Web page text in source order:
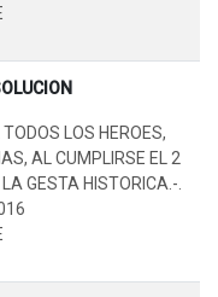
LOS HEROES,
AL CUMPLIRSE EL 2
GESTA HISTORICA.-.